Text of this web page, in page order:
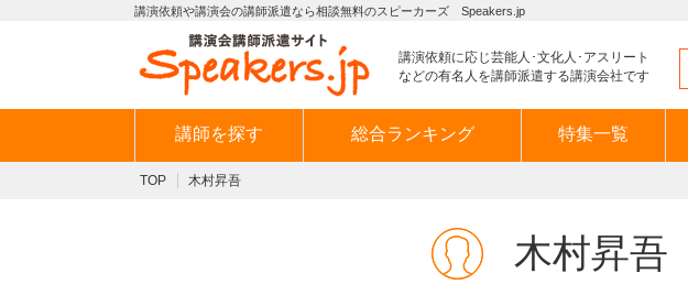
講演依頼や講演会の講師派遣なら相談無料のスピーカーズ Speakers.jp
講演依頼に応じ芸能人･文化人･アスリート
などの有名人を講師派遣する講演会社です
講師を探す 総合ランキング 特集一覧
TOP 木村昇吾
木村昇吾